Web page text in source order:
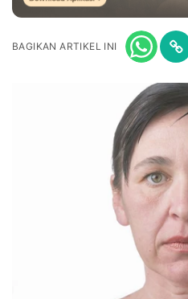
BAGIKAN ARTIKEL INI